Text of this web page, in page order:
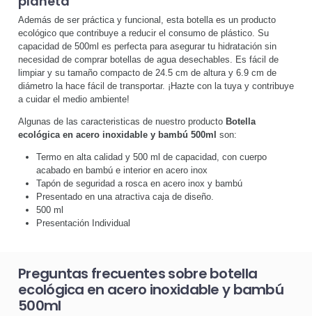
Además de ser práctica y funcional, esta botella es un producto
ecológico que contribuye a reducir el consumo de plástico. Su
capacidad de 500ml es perfecta para asegurar tu hidratación sin
necesidad de comprar botellas de agua desechables. Es fácil de
limpiar y su tamaño compacto de 24.5 cm de altura y 6.9 cm de
diámetro la hace fácil de transportar. ¡Hazte con la tuya y contribuye
a cuidar el medio ambiente!
Algunas de las caracteristicas de nuestro producto Botella
ecológica en acero inoxidable y bambú 500ml son:
Termo en alta calidad y 500 ml de capacidad, con cuerpo
acabado en bambú e interior en acero inox
Tapón de seguridad a rosca en acero inox y bambú
Presentado en una atractiva caja de diseño.
500 ml
Presentación Individual
Preguntas frecuentes sobre botella
ecológica en acero inoxidable y bambú
500ml